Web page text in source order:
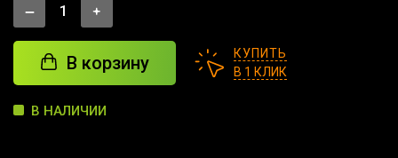
В корзину
КУПИТЬ
В 1 КЛИК
В НАЛИЧИИ